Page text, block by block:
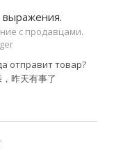
выражения.
с продавцами.
отправит товар?
昨天有事了